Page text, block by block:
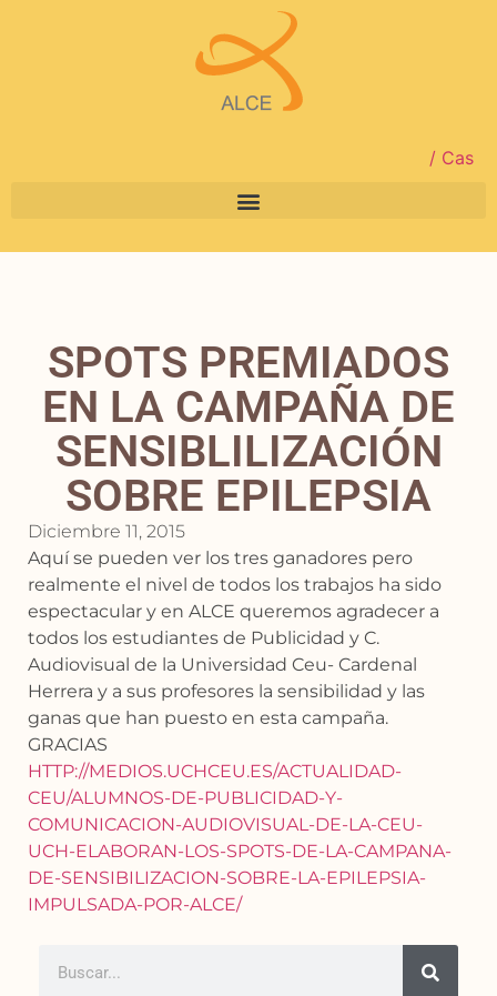
/ Cas
SPOTS PREMIADOS
EN LA CAMPAÑA DE
SENSIBLILIZACIÓN
SOBRE EPILEPSIA
Diciembre 11, 2015
Aquí se pueden ver los tres ganadores pero
realmente el nivel de todos los trabajos ha sido
espectacular y en ALCE queremos agradecer a
todos los estudiantes de Publicidad y C.
Audiovisual de la Universidad Ceu- Cardenal
Herrera y a sus profesores la sensibilidad y las
ganas que han puesto en esta campaña.
GRACIAS
HTTP://MEDIOS.UCHCEU.ES/ACTUALIDAD-
CEU/ALUMNOS-DE-PUBLICIDAD-Y-
COMUNICACION-AUDIOVISUAL-DE-LA-CEU-
UCH-ELABORAN-LOS-SPOTS-DE-LA-CAMPANA-
DE-SENSIBILIZACION-SOBRE-LA-EPILEPSIA-
IMPULSADA-POR-ALCE/